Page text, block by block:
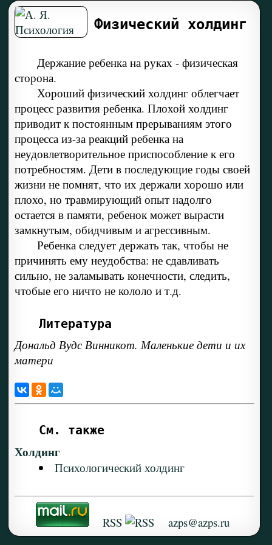
Физический холдинг
Держание ребенка на руках - физическая
сторона.
Хороший физический холдинг облегчает
процесс развития ребенка. Плохой холдинг
приводит к постоянным прерываниям этого
процесса из-за реакций ребенка на
неудовлетворительное приспособление к его
потребностям. Дети в последующие годы своей
жизни не помнят, что их держали хорошо или
плохо, но травмирующий опыт надолго
остается в памяти, ребенок может вырасти
замкнутым, обидчивым и агрессивным.
Ребенка следует держать так, чтобы не
причинять ему неудобства: не сдавливать
сильно, не заламывать конечности, следить,
чтобые его ничто не кололо и т.д.
Литература
Дональд Вудс Винникот. Маленькие дети и их
матери
См. также
Холдинг
Психологический холдинг
RSS azps@azps.ru